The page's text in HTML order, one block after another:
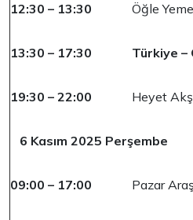
12:30 – 13:30 Öğle
13:30 – 17:30 Türkiye –
19:30 – 22:00 Heyet
6 Kasım 2025 Perşembe
09:00 – 17:00 Pazar